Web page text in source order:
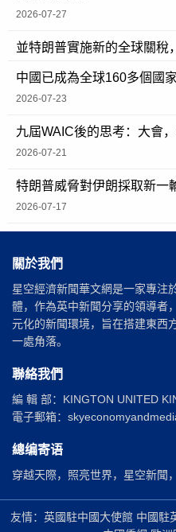
2026-07-27
並特朗普實施新的全球關稅
中國已成為全球160多個國
2026-07-23
九屆WAIC後的思考：大會
2026-07-21
特朗普威脅對伊朗採取新一
2026-07-17
關於我們
星空經濟新聞華文網是一家專注
體，作為英中新聞分享的領導者
元化的新聞環境，旨在搭建東西
一處角落。
聯絡我們
編 輯 部：KINGTON UNITED
電子郵箱：
總编寄语
穿越天際，照亮世界，星空新聞
友情：英國駐中國大使館 中國駐